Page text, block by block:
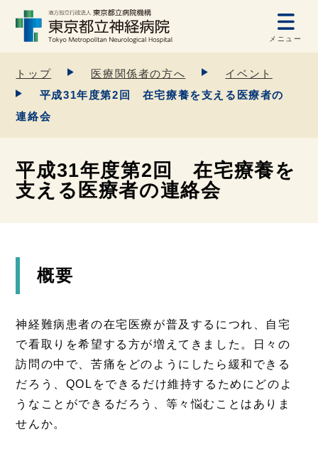
メニュー
トップ 医療関係者の方へ
イベント
平成31年度第2回 在宅療養を支える医療者の
連絡会
平成31年度第2回 在宅療養を
支える医療者の連絡会
概要
神経難病患者の在宅医療が普及するにつれ、自宅
で看取りを希望する方が増えてきました。日々の
訪問の中で、苦痛をどのようにしたら緩和できる
だろう、QOLをできるだけ維持するためにどのよ
うなことができるだろう、等々悩むことはありま
せんか。